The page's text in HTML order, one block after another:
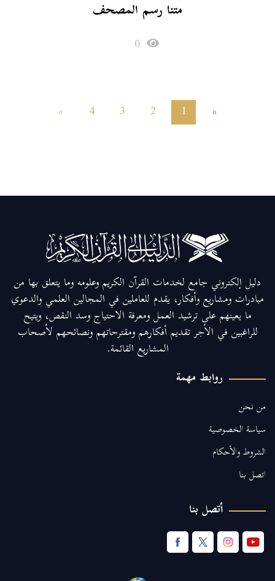
متنا رسم المصحف
«
1
2
3
4
»
دليل إلكتروني جامع لخدمات القرآن الكريم وعلومه وما يتعلق بها من
مبادرات ومشاريع وأفكار، يقدم للعاملين في المجالين العلمي والدعوي
ما يعينهم على ترشيد العمل ومعرفة الاحتياج وسد النقص، ويتيح
للراغبين في الأجر تقديم أفكارهم ومقترحاتهم ونصائحهم لأصحاب
المشاريع القائمة.
روابط مهمة
من نحن
سياسة الخصوصية
الشروط والأحكام
اتصل بنا
أتصل بنا